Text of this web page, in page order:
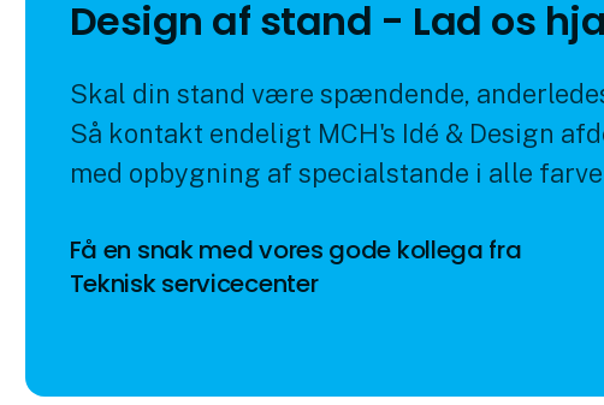
Design af stand - Lad os
Skal din stand være spændende,
Så kontakt endeligt MCH's Idé & Design
med opbygning af specialstande i alle
Få en snak med vores gode kollega fra
Teknisk servicecenter